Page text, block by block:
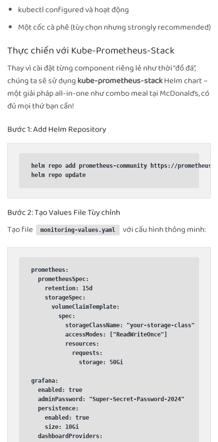
kubectl configured và hoạt động
Một cốc cà phê (tùy chọn nhưng strongly recommended)
Thực chiến với Kube-Prometheus-Stack
Thay vì cài đặt từng component riêng lẻ như thời “đồ đá”,
chúng ta sẽ sử dụngkube-prometheus-stackHelm chart –
một giải pháp all-in-one như combo meal tại McDonald’s, có
đủ mọi thứ bạn cần!
Bước 1: Add Helm Repository
helm repo add prometheus-community https://
helm repo update
Bước 2: Tạo Values File Tùy chỉnh
Tạo file
monitoring-values.yaml với cấu hình thông minh:
prometheus:
  prometheusSpec:
    retention: 15d
    storageSpec:
      volumeClaimTemplate:
        spec:
          storageClassName: "your-storage-class"
          accessModes: ["ReadWriteOnce"]
          resources:
            requests:
              storage: 50Gi
grafana:
  enabled: true
  adminPassword: "Super-Secret-Password-2024"
  persistence:
    enabled: true
    size: 10Gi
  dashboardProviders: